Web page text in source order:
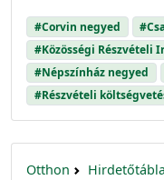
#Corvin negyed
#Közösségi Részvételi
#Népszínház negyed
#Részvételi
Otthon Hirdetőtábla